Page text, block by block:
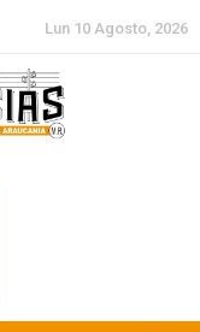
Lun 10 Agosto, 2026